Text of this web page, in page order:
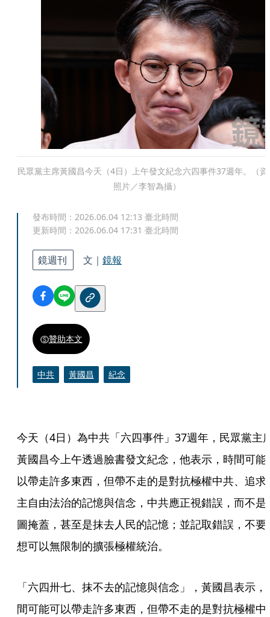
民眾黨主席黃國昌今天（4日）上午發文紀念六四事件37週年。（
照片／李智為攝）
發布時間： 2026.06.04 12:13 臺北時間
更新時間： 2026.06.04 17:31 臺北時間
鏡週刊 文｜ 鏡報
贊助本文
中共 黃國昌 紀念
今天（4日）為中共「六四事件」37週年，民眾黨主
黃國昌今上午透過臉書發文紀念，他表示，時間可能
以帶走許多東西，但帶不走的是對抗極權中共、追求
主自由法治的記憶與信念，中共應正視錯誤，而不是
圖掩蓋，甚至是抹去人民的記憶；並記取錯誤，不要
想可以無限制的擴張極權統治。
「六四卅七、抹不去的記憶與信念」，黃國昌表示，
間可能可以帶走許多東西，但帶不走的是對抗極權中